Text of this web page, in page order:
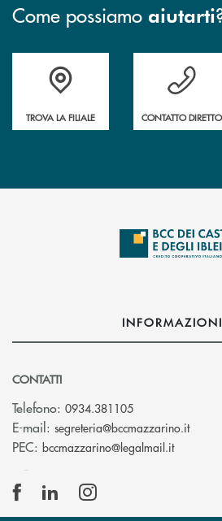
Come possiamo aiutarti
Accedi all' elenco completo delle filiali .
TROVA LA FILIALE
Hai bisogno di
CONTATTO DIRETTO
INFORMAZIONI
CONTATTI
Telefono: 0934.381105
E-mail: segreteria@bccmazzarino.it(si
PEC: bccmazzarino@legalmail.it(si apre